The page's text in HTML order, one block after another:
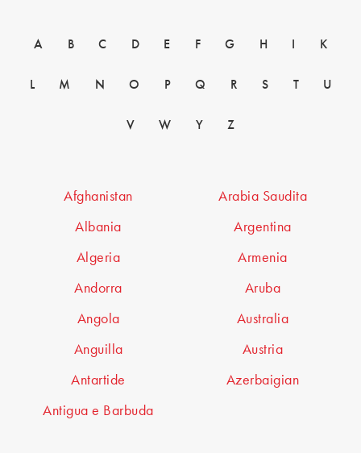
A B C D E F G H K
L M N O P Q R S T U
V W Y Z
Afghanistan
Albania
Algeria
Andorra
Angola
Anguilla
Antartide
Antigua e Barbuda
Arabia Saudita
Argentina
Armenia
Aruba
Australia
Austria
Azerbaigian